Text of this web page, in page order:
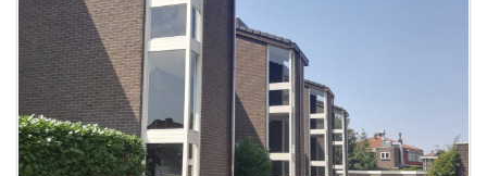
Deze woning
is
waarschijnlijk
al verhuurd
Om kans te
maken moet je
binnen 15
minuten
reageren.
Stekkies helpt
je hierbij!